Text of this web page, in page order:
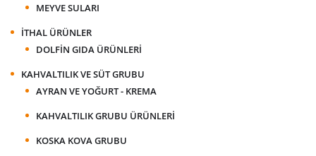
MEYVE SULARI
İTHAL ÜRÜNLER
DOLFIN GIDA ÜRÜNLERI
KAHVALTILIK VE SÜT GRUBU
AYRAN VE YOĞURT - KREMA
KAHVALTILIK GRUBU ÜRÜNLERI
KOSKA KOVA GRUBU